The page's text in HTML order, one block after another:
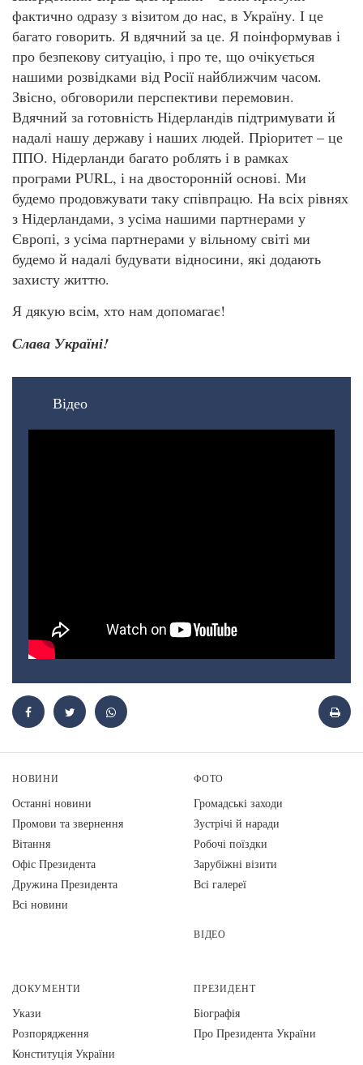
фактично одразу з візитом до нас, в Україну. І це
багато говорить. Я вдячний за це. Я поінформував і
про безпекову ситуацію, і про те, що очікується
нашими розвідками від Росії найближчим часом.
Звісно, обговорили перспективи перемовин.
Вдячний за готовність Нідерландів підтримувати й
надалі нашу державу і наших людей. Пріоритет – це
ППО. Нідерланди багато роблять і в рамках
програми PURL, і на двосторонній основі. Ми
будемо продовжувати таку співпрацю. На всіх рівнях
з Нідерландами, з усіма нашими партнерами у
Європі, з усіма партнерами у вільному світі ми
будемо й надалі будувати відносини, які додають
захисту життю.
Я дякую всім, хто нам допомагає!
Слава Україні!
Відео
НОВИНИ
Останні новини
Промови та звернення
Вiтання
Офіс Президента
Дружина Президента
Всі новини
ФОТО
Громадські заходи
Зустрічі й наради
Робочі поїздки
Зарубіжні візити
Всі галереї
ВІДЕО
ДОКУМЕНТИ
Укази
Розпорядження
Конституція України
ПРЕЗИДЕНТ
Біографія
Про Президента України